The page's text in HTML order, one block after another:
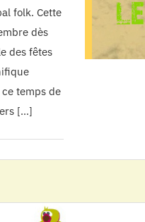
folk. Cette
dès
des fêtes
temps de
[…]